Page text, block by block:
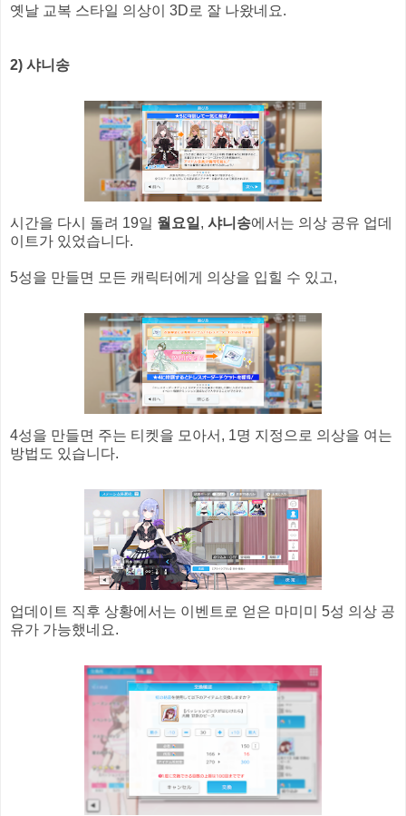
옛날 교복 스타일 의상이 3D로 잘 나왔네요.
2) 샤니송
시간을 다시 돌려 19일 월요일 , 샤니송에서는 의상 공유 업데
이트가 있었습니다.
5성을 만들면 모든 캐릭터에게 의상을 입힐 수 있고,
4성을 만들면 주는 티켓을 모아서, 1명 지정으로 의상을 여는
방법도 있습니다.
업데이트 직후 상황에서는 이벤트로 얻은 마미미 5성 의상 공
유가 가능했네요.